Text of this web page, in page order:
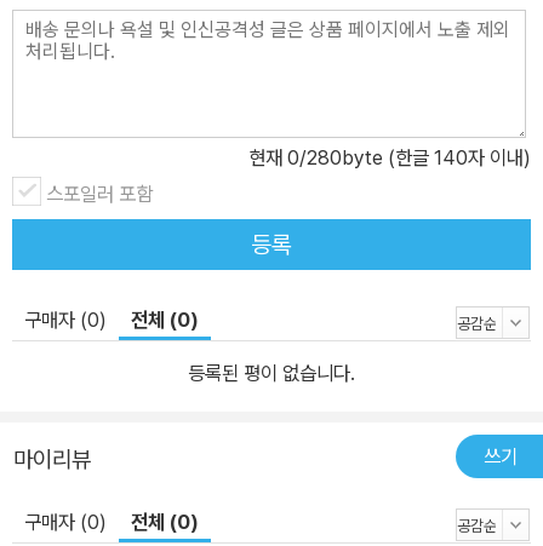
현재 0/280byte (한글 140자 이내)
스포일러 포함
등록
구매자 (0) 전체 (0)
등록된 평이 없습니다.
마이리뷰 쓰기
구매자 (0) 전체 (0)